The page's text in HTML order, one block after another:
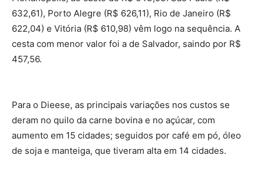
632,61), Porto Alegre (R$ 626,11), Rio de Janeiro (R$
622,04) e Vitória (R$ 610,98) vêm logo na sequência. A
cesta com menor valor foi a de Salvador, saindo por R$
457,56.
Para o Dieese, as principais variações nos custos se
deram no quilo da carne bovina e no açúcar, com
aumento em 15 cidades; seguidos por café em pó, óleo
de soja e manteiga, que tiveram alta em 14 cidades.